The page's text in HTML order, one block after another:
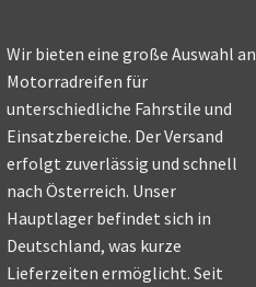
Wir bieten eine große Auswahl an
Motorradreifen für
unterschiedliche Fahrstile und
Einsatzbereiche. Der Versand
erfolgt zuverlässig und schnell
nach Österreich. Unser
Hauptlager befindet sich in
Deutschland, was kurze
Lieferzeiten ermöglicht. Seit